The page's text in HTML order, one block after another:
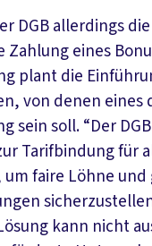
DGB allerdings
eines
plant die
von denen eines
sein soll. “Der
Tarifbindung für
faire Löhne und
kann nicht